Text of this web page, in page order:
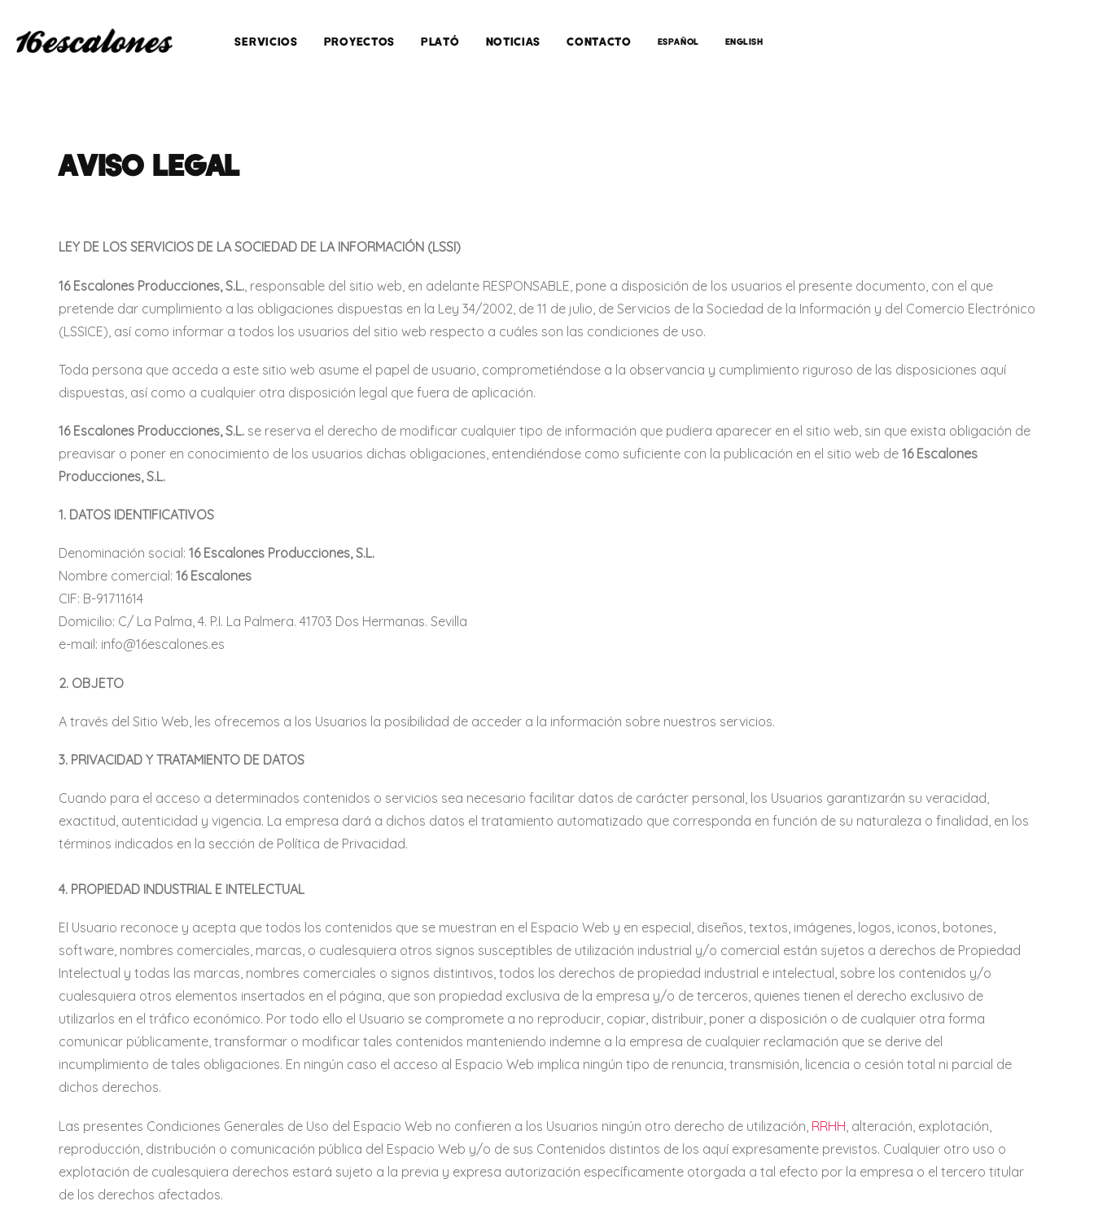
SERVICIOS PROYECTOS PLATÓ NOTICIAS CONTACTO ESPAÑOL ENGLISH
AVISO LEGAL
LEY DE LOS SERVICIOS DE LA SOCIEDAD DE LA INFORMACIÓN (LSSI)
16 Escalones Producciones, S.L., responsable del sitio web, en adelante RESPONSABLE, pone a disposición de los usuarios el presente documento, con el que
pretende dar cumplimiento a las obligaciones dispuestas en la Ley 34/2002, de 11 de julio, de Servicios de la Sociedad de la Información y del Comercio Electrónico
(LSSICE), así como informar a todos los usuarios del sitio web respecto a cuáles son las condiciones de uso.
Toda persona que acceda a este sitio web asume el papel de usuario, comprometiéndose a la observancia y cumplimiento riguroso de las disposiciones aquí
dispuestas, así como a cualquier otra disposición legal que fuera de aplicación.
16 Escalones Producciones, S.L.se reserva el derecho de modificar cualquier tipo de información que pudiera aparecer en el sitio web, sin que exista obligación de
preavisar o poner en conocimiento de los usuarios dichas obligaciones, entendiéndose como suficiente con la publicación en el sitio web de 16 Escalones
Producciones, S.L.
1. DATOS IDENTIFICATIVOS
Denominación social: 16 Escalones Producciones, S.L.
Nombre comercial: 16 Escalones
CIF: B-91711614
Domicilio: C/ La Palma, 4. P.I. La Palmera. 41703 Dos Hermanas. Sevilla
e-mail: info@16escalones.es
2. OBJETO
A través del Sitio Web, les ofrecemos a los Usuarios la posibilidad de acceder a la información sobre nuestros servicios.
3. PRIVACIDAD Y TRATAMIENTO DE DATOS
Cuando para el acceso a determinados contenidos o servicios sea necesario facilitar datos de carácter personal, los Usuarios garantizarán su veracidad,
exactitud, autenticidad y vigencia. La empresa dará a dichos datos el tratamiento automatizado que corresponda en función de su naturaleza o finalidad, en los
términos indicados en la sección de Política de Privacidad.
4. PROPIEDAD INDUSTRIAL E INTELECTUAL
El Usuario reconoce y acepta que todos los contenidos que se muestran en el Espacio Web y en especial, diseños, textos, imágenes, logos, iconos, botones,
software, nombres comerciales, marcas, o cualesquiera otros signos susceptibles de utilización industrial y/o comercial están sujetos a derechos de Propiedad
Intelectual y todas las marcas, nombres comerciales o signos distintivos, todos los derechos de propiedad industrial e intelectual, sobre los contenidos y/o
cualesquiera otros elementos insertados en el página, que son propiedad exclusiva de la empresa y/o de terceros, quienes tienen el derecho exclusivo de
utilizarlos en el tráfico económico. Por todo ello el Usuario se compromete a no reproducir, copiar, distribuir, poner a disposición o de cualquier otra forma
comunicar públicamente, transformar o modificar tales contenidos manteniendo indemne a la empresa de cualquier reclamación que se derive del
incumplimiento de tales obligaciones. En ningún caso el acceso al Espacio Web implica ningún tipo de renuncia, transmisión, licencia o cesión total ni parcial de
dichos derechos.
Las presentes Condiciones Generales de Uso del Espacio Web no confieren a los Usuarios ningún otro derecho de utilización, RRHH , alteración, explotación,
reproducción, distribución o comunicación pública del Espacio Web y/o de sus Contenidos distintos de los aquí expresamente previstos. Cualquier otro uso o
explotación de cualesquiera derechos estará sujeto a la previa y expresa autorización específicamente otorgada a tal efecto por la empresa o el tercero titular
de los derechos afectados.